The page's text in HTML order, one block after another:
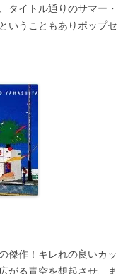
タイトル通りのサマー・
いうこともありポップセ
傑作！キレれの良いカッ
がる青空を想起させ、ま